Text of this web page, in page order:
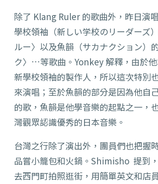
除了 Klang Ruler 的歌曲外，昨日演
學校領袖（新しい学校のリーダーズ
ルー〉以及魚韻（サカナクション）
ク〉…等歌曲。Yonkey 解釋，由於
新學校領袖的製作人，所以這次特別
來演唱；至於魚韻的部分是因為他自
的歌，魚韻是他學音樂的起點之一，
灣觀眾認識優秀的日本音樂。
台灣之行除了演出外，團員們也把握
品嘗小籠包和火鍋。Shimisho 提到
去西門町拍照逛街，用簡單英文和店